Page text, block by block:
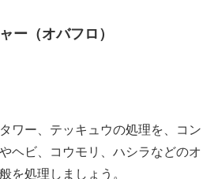
ー（オバフロ）
ワー、テッキュウの処理を、コン
ヘビ、コウモリ、ハシラなどのオ
を処理しましょう。